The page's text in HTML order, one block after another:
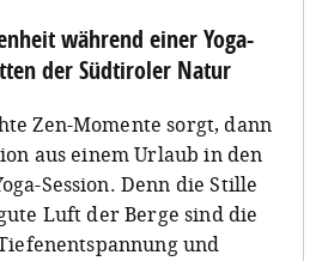
während einer Yoga-
der Südtiroler Natur
Zen-Momente sorgt, dann
aus einem Urlaub in den
Session. Denn die Stille
Luft der Berge sind die
und